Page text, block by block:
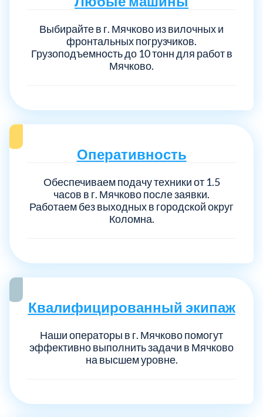
Выбирайте в г. Мячково из вилочных и
фронтальных погрузчиков.
Грузоподъемность до 10 тонн для работ в
Мячково.
Оперативность
Обеспечиваем подачу техники от 1.5
часов в г. Мячково после заявки.
Работаем без выходных в городской округ
Коломна.
Квалифицированный экипаж
Наши операторы в г. Мячково помогут
эффективно выполнить задачи в Мячково
на высшем уровне.